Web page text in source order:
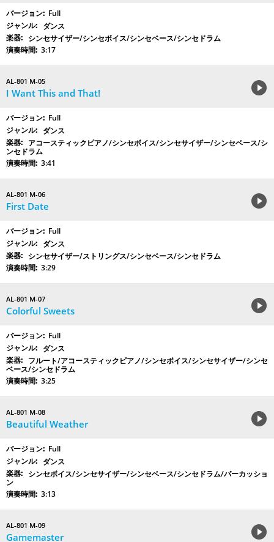
Full
ダンス
シンセサイザー/シンセボイス/シンセベース/シンセドラム
3:17
AL-801 M-05
I Want This and That!
Full
ダンス
アコースティックピアノ/シンセボイス/シンセサイザー/シンセベース/シ
ンセドラム
3:41
AL-801 M-06
First Date
Full
ダンス
シンセサイザー/ストリングス/シンセベース/シンセドラム
3:29
AL-801 M-07
Colorful Sweets
Full
ダンス
フルート/アコースティックピアノ/シンセボイス/シンセサイザー/シンセ
ベース/シンセドラム
3:25
AL-801 M-08
Beautiful Weather
Full
ダンス
シンセボイス/シンセサイザー/シンセベース/シンセドラム/パーカッショ
ン
3:13
AL-801 M-09
Gamemaster